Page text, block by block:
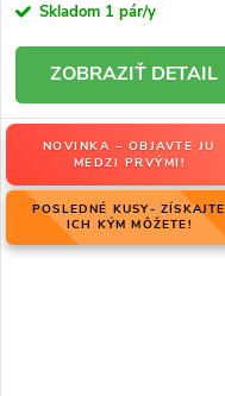
Skladom 1 pár/y
DETAIL
NOVINKA – OBJAVTE JU
MEDZI PRVÝMI!
POSLEDNÉ KUSY- ZÍSKAJTE
ICH KÝM MÔŽETE!